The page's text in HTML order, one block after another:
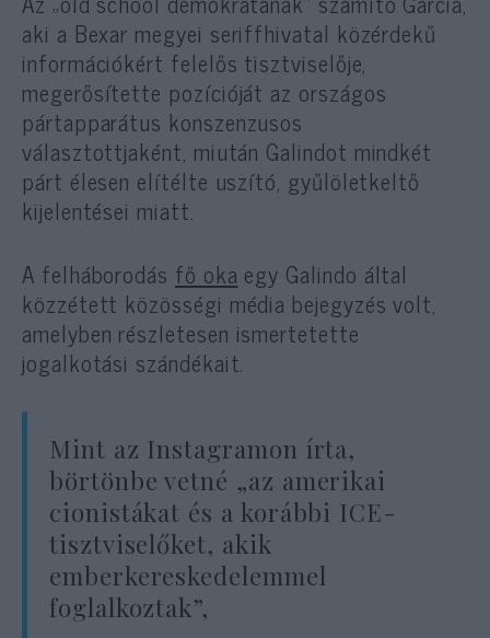
aki a Bexar megyei seriffhivatal közérdekű
információkért felelős tisztviselője,
megerősítette pozícióját az országos
pártapparátus konszenzusos
választottjaként, miután Galindot mindkét
párt élesen elítélte uszító, gyűlöletkeltő
kijelentései miatt.
A felháborodás fő oka egy Galindo által
közzétett közösségi média bejegyzés volt,
amelyben részletesen ismertetette
jogalkotási szándékait.
Mint az Instagramon írta,
börtönbe vetné „az amerikai
cionistákat és a korábbi ICE-
tisztviselőket, akik
emberkereskedelemmel
foglalkoztak”,